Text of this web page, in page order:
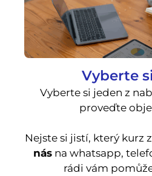
Vyberte
Vyberte si jeden z
proveďte
Nejste si jistí, který kurz
násna whatsapp,
rádi vám